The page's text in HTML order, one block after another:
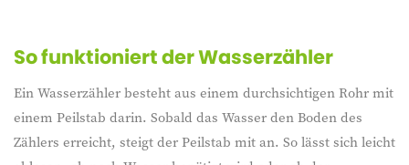
Topf befindet, ideal für alle, die bei der Pflege von Pflanzen
mit diesem Substrat Sicherheit haben möchten.
Der Wasserstandsanzeiger hat einen Durchmesser von ca. 25
mm und eine Länge, die in die meisten größeren Töpfe (25-
60 cm) passt. Legen Sie ihn einfach in Ihren Topf mit
So funktioniert der Wasserzähler
Ein Wasserzähler besteht aus einem durchsichtigen Rohr mit
einem Peilstab darin. Sobald das Wasser den Boden des
Zählers erreicht, steigt der Peilstab mit an. So lässt sich leicht